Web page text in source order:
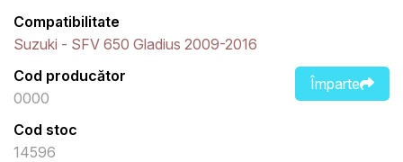
Compatibilitate
Suzuki - SFV 650 Gladius 2009-2016
Împarte
Cod producător
0000
Cod stoc
14596